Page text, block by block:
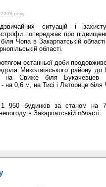
року
ситуацій і
попереджає про
Чопа в Закарпатській
області.
останньої доби
Миколаївського району до
на Свиже біля Букачевцев
- на 0,6 м, на Тисі і Латорице
950 будинків за станом на
в Закарпатській області.